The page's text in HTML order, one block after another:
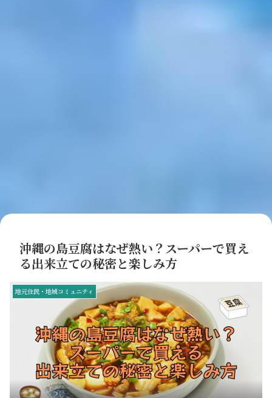
沖縄の島豆腐はなぜ熱い？スーパーで買え
る出来立ての秘密と楽しみ方
地元住民・地域コミュニティ